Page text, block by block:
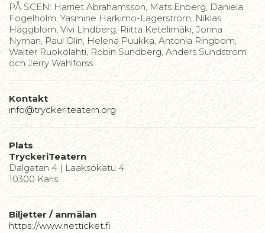
PÅ SCEN: Harriet Abrahamsson, Mats Enberg, Daniela
Fogelholm, Yasmine Harkimo-Lagerström, Niklas
Häggblom, Vivi Lindberg, Riitta Ketelimäki, Jonna
Nyman, Paul Olin, Helena Puukka, Antonia Ringbom,
Walter Ruokolahti, Robin Sundberg, Anders Sundström
och Jerry Wahlforss
Kontakt
info@tryckeriteatern.org
Plats
TryckeriTeatern
Dalgatan 4 | Laaksokatu 4
10300 Karis
Biljetter / anmälan
https://www.netticket.fi